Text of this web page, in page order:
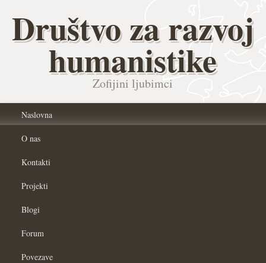
Društvo za razvoj
humanistike
Zofijini ljubimci
Naslovna
O nas
Kontakti
Projekti
Blogi
Forum
Povezave